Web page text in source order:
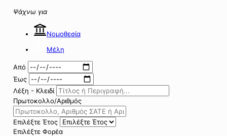
Ψάχνω για
Νομοθεσία
Μέλη
Από
Έως
Λέξη - Κλειδί
Πρωτοκολλο/Αριθμός
Επιλέξτε Έτος
Επιλέξτε Φορέα